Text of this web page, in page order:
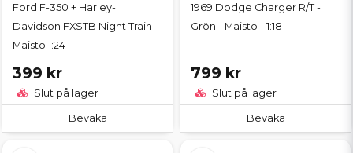
Ford F-350 + Harley-
Davidson FXSTB Night Train -
Maisto 1:24
399 kr
Slut på lager
Bevaka
1969 Dodge Charger R/T -
Grön - Maisto - 1:18
799 kr
Slut på lager
Bevaka